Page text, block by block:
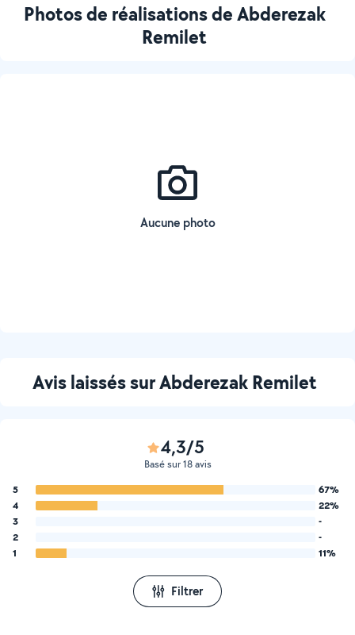
Photos de réalisations de Abderezak
Remilet
Aucune photo
Avis laissés sur Abderezak Remilet
4,3/5
Basé sur 18 avis
5
67%
4
22%
3
-
2
-
1
11%
Filtrer